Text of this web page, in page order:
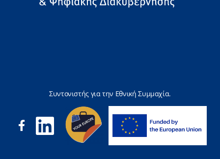
Συντονιστής για την Εθνική Συμμαχία.